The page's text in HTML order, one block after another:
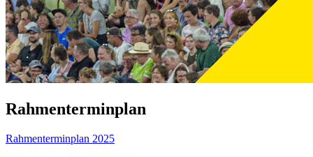
Rahmenterminplan
Rahmenterminplan 2025